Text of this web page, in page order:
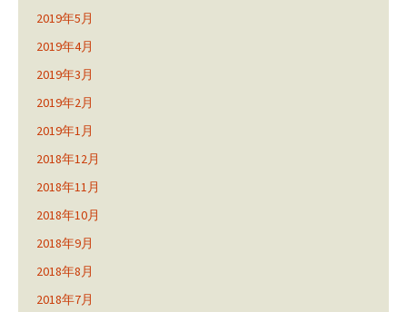
2019年5月
2019年4月
2019年3月
2019年2月
2019年1月
2018年12月
2018年11月
2018年10月
2018年9月
2018年8月
2018年7月